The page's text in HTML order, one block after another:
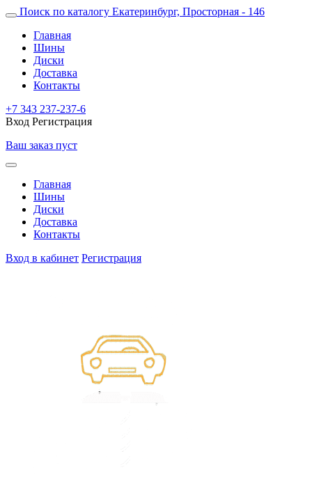
Поиск по каталогу Екатеринбург, Просторная - 146
Главная
Шины
Диски
Доставка
Контакты
+7 343 237-237-6
Вход Регистрация
Ваш заказ пуст
Главная
Шины
Диски
Доставка
Контакты
Вход в кабинет Регистрация